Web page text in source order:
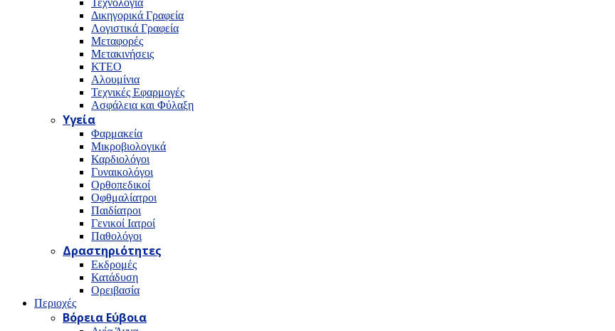
Τεχνολογία
Δικηγορικά Γραφεία
Λογιστικά Γραφεία
Μεταφορές
Μετακινήσεις
ΚΤΕΟ
Αλουμίνια
Τεχνικές Εφαρμογές
Ασφάλεια και Φύλαξη
Υγεία
Φαρμακεία
Μικροβιολογικά
Καρδιολόγοι
Γυναικολόγοι
Ορθοπεδικοί
Οφθμαλίατροι
Παιδίατροι
Γενικοί Ιατροί
Παθολόγοι
Δραστηριότητες
Εκδρομές
Κατάδυση
Ορειβασία
Περιοχές
Βόρεια Εύβοια